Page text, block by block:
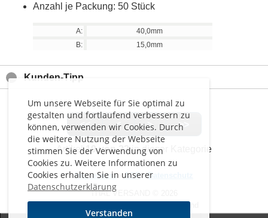
Um unsere Webseite für Sie optimal zu
gestalten und fortlaufend verbessern zu
können, verwenden wir Cookies. Durch
die weitere Nutzung der Webseite
stimmen Sie der Verwendung von
Cookies zu. Weitere Informationen zu
Cookies erhalten Sie in unserer
Datenschutzerklärung
Verstanden
Anzahl je Packung: 50 Stück
A:
40,0mm
B:
15,0mm
Kunden-Tipp
<< < > >>
Artikel19 von 22in dieser Kategorie
Impressum-AGB-Datenschutz
THAL VERSAND © 2026
Alle Preise inkl. MwSt. zzgl. Versand